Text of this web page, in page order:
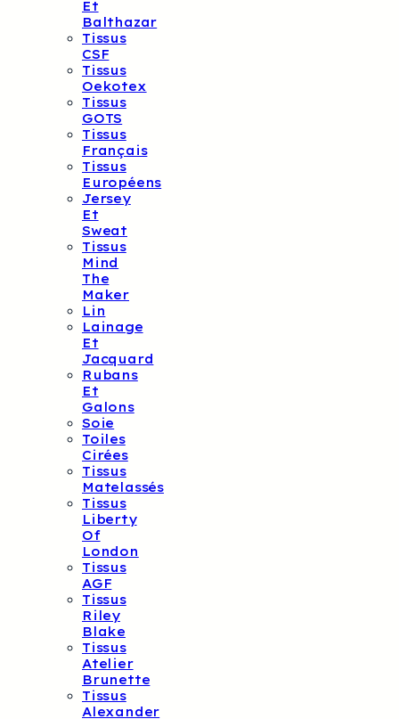
Et
Balthazar
Tissus
CSF
Tissus
Oekotex
Tissus
GOTS
Tissus
Français
Tissus
Européens
Jersey
Et
Sweat
Tissus
Mind
The
Maker
Lin
Lainage
Et
Jacquard
Rubans
Et
Galons
Soie
Toiles
Cirées
Tissus
Matelassés
Tissus
Liberty
Of
London
Tissus
AGF
Tissus
Riley
Blake
Tissus
Atelier
Brunette
Tissus
Alexander